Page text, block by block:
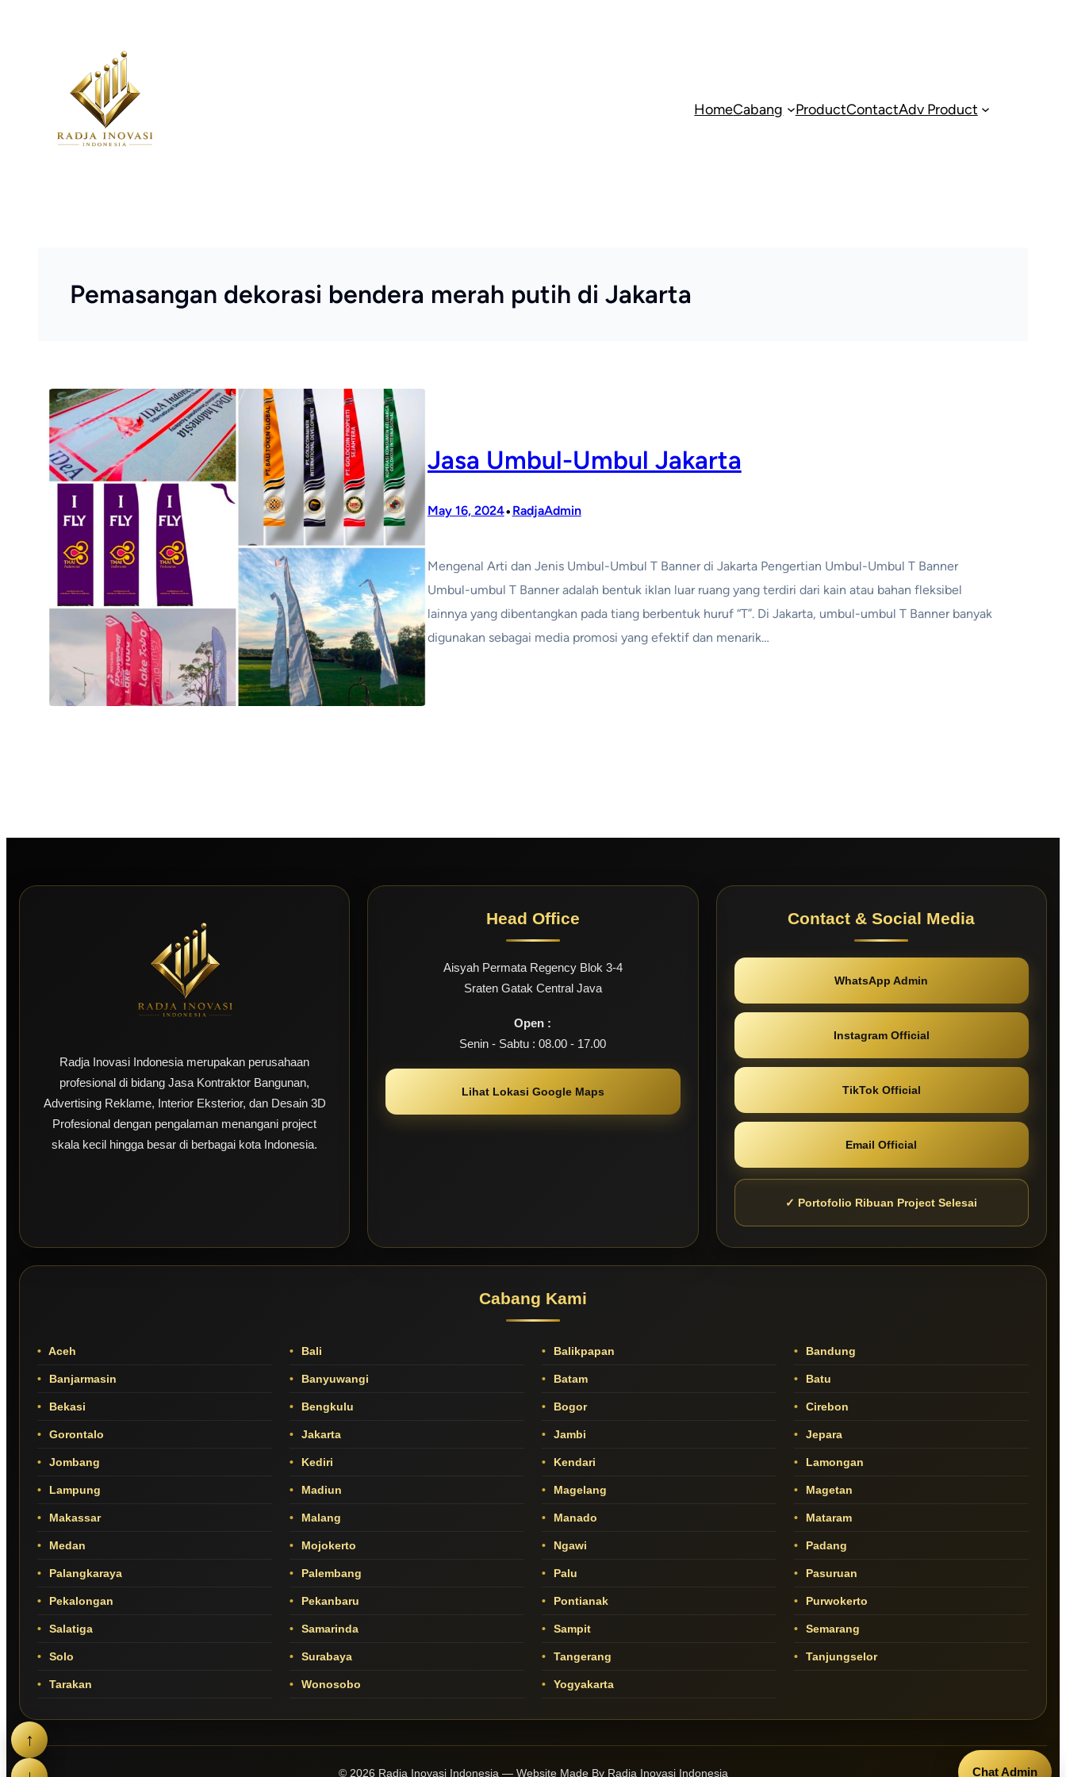
HomeCabang ProductContactAdv Product
Pemasangan dekorasi bendera merah putih di Jakarta
Jasa Umbul-Umbul Jakarta
May 16, 2024•RadjaAdmin
Mengenal Arti dan Jenis Umbul-Umbul T Banner di Jakarta Pengertian Umbul-Umbul T Banner
Umbul-umbul T Banner adalah bentuk iklan luar ruang yang terdiri dari kain atau bahan fleksibel
lainnya yang dibentangkan pada tiang berbentuk huruf “T”. Di Jakarta, umbul-umbul T Banner banyak
digunakan sebagai media promosi yang efektif dan menarik…
Radja Inovasi Indonesia merupakan perusahaan
profesional di bidang Jasa Kontraktor Bangunan,
Advertising Reklame, Interior Eksterior, dan Desain 3D
Profesional dengan pengalaman menangani project
skala kecil hingga besar di berbagai kota Indonesia.
Head Office
Aisyah Permata Regency Blok 3-4
Sraten Gatak Central Java
Open :
Senin - Sabtu : 08.00 - 17.00
Lihat Lokasi Google Maps
Contact & Social Media
WhatsApp Admin
Instagram Official
TikTok Official
Email Official
✓ Portofolio Ribuan Project Selesai
Cabang Kami
Aceh Bali Balikpapan Bandung
Banjarmasin Banyuwangi Batam Batu
Bekasi Bengkulu Bogor Cirebon
Gorontalo Jakarta Jambi Jepara
Jombang Kediri Kendari Lamongan
Lampung Madiun Magelang Magetan
Makassar Malang Manado Mataram
Medan Mojokerto Ngawi Padang
Palangkaraya Palembang Palu Pasuruan
Pekalongan Pekanbaru Pontianak Purwokerto
Salatiga Samarinda Sampit Semarang
Solo Surabaya Tangerang Tanjungselor
Tarakan Wonosobo Yogyakarta
© 2026 Radja Inovasi Indonesia — Website Made By Radja Inovasi Indonesia
↑
Chat Admin